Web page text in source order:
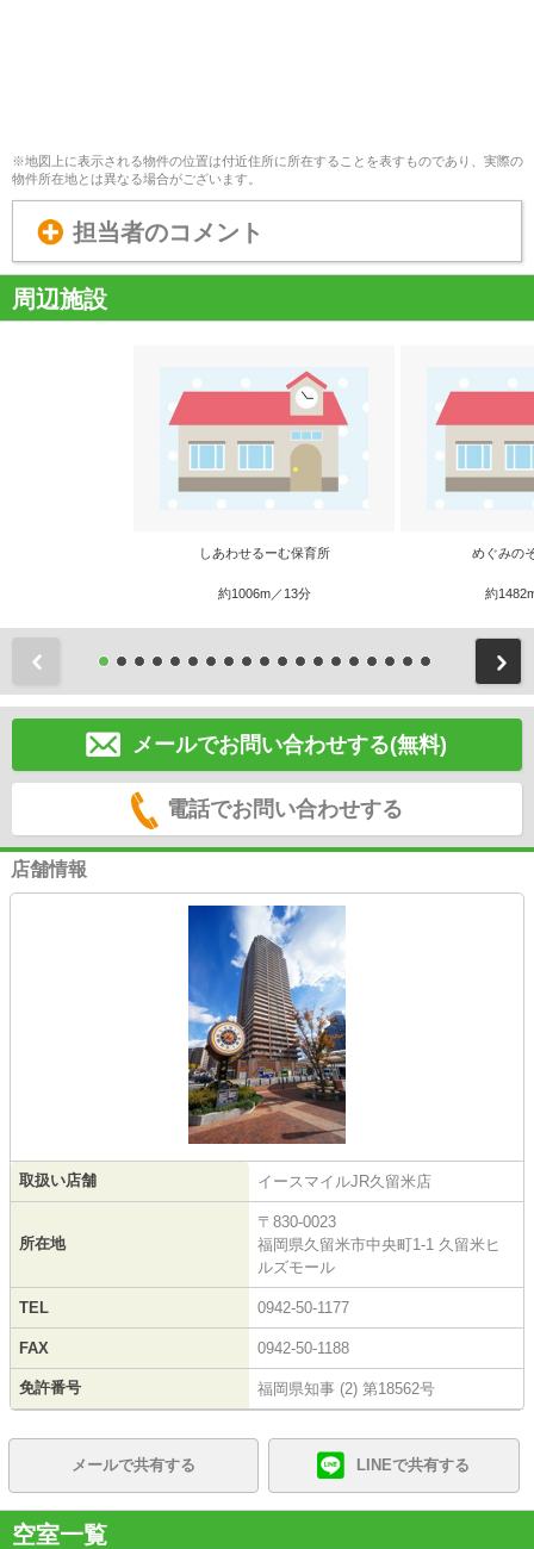
※地図上に表示される物件の位置は付近住所に所在することを表すものであり、実際の
物件所在地とは異なる場合がございます。
担当者のコメント
周辺施設
しあわせるーむ保育所
約1006m／13分
めぐみの
約
メールでお問い合わせする(無料)
電話でお問い合わせする
店舗情報
取扱い店舗 イースマイルJR久留米店
所在地
〒830-0023
福岡県久留米市中央町1-1 久留米ヒ
ルズモール
TEL 0942-50-1177
FAX 0942-50-1188
免許番号 福岡県知事 (2) 第18562号
メールで共有する LINEで共有する
空室一覧